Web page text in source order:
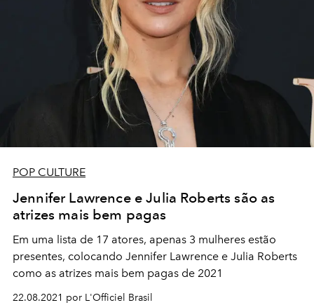
POP CULTURE
Jennifer Lawrence e Julia Roberts são as
atrizes mais bem pagas
Em uma lista de 17 atores, apenas 3 mulheres estão
presentes, colocando Jennifer Lawrence e Julia Roberts
como as atrizes mais bem pagas de 2021
22.08.2021 por L'Officiel Brasil